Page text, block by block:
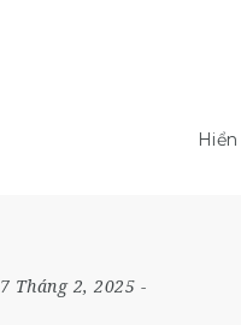
7 Tháng 2, 2025 -